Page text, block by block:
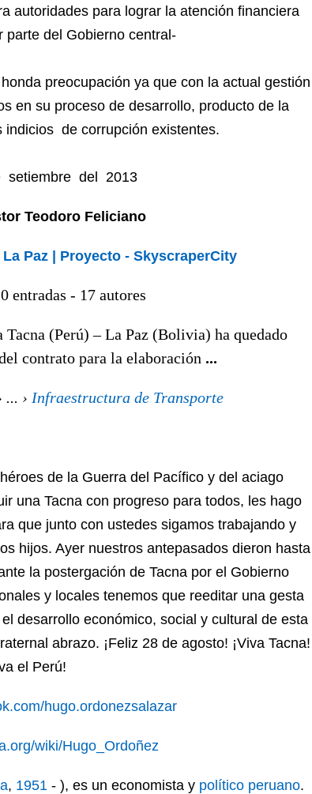
autoridades para lograr la atención financiera
parte del Gobierno central-
preocupación ya que con la actual gestión
en su proceso de desarrollo, producto de la
indicios de corrupción existentes.
setiembre del 2013
Teodoro Feliciano
Paz | Proyecto - SkyscraperCity
entradas - ‎17 autores
(Perú) – La Paz (Bolivia) ha quedado
contrato para la elaboración ...
... › Infraestructura de Transporte
de la Guerra del Pacífico y del aciago
una Tacna con progreso para todos, les hago
que junto con ustedes sigamos trabajando y
hijos. Ayer nuestros antepasados dieron hasta
la postergación de Tacna por el Gobierno
y locales tenemos que reeditar una gesta
desarrollo económico, social y cultural de esta
abrazo. ¡Feliz 28 de agosto! ¡Viva Tacna!
el Perú!
hugo.ordonezsalazar
wiki/Hugo_Ordoñez
, 1951 - ), es un economista y político peruano.